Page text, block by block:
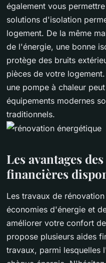
également vous
solutions d'isolation
logement. De la même
de l'énergie, une bonne
protège des bruits
pièces de votre
une pompe à chaleur
équipements modernes
traditionnels.
Les avantages
financières
Les travaux de
économies d'énergie et
améliorer votre confort
propose plusieurs aides
travaux, parmi lesquelles